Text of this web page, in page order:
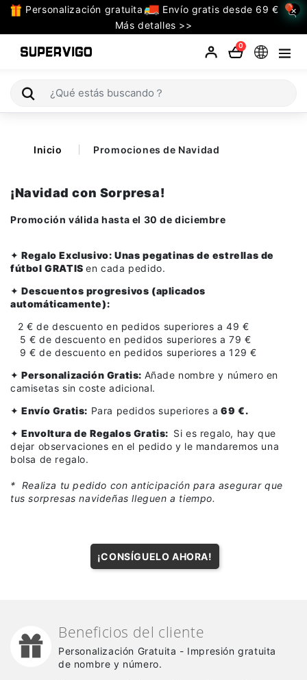
Personalización gratuita
Envío gratis desde 69 €
Más detalles >>
×
0
TODAS
LAS
CATEGORIAS
Retro
La Liga
Bundesliga
Premier League
Otras Ligas
Niños
Entrenamiento
Inicio Promociones de Navidad
¡Navidad con Sorpresa!
Promoción válida hasta el 30 de diciembre
✦ Regalo Exclusivo: Unas pegatinas de estrellas de
fútbol GRATISen cada pedido.
✦ Descuentos progresivos (aplicados
automáticamente):
2 € de descuento en pedidos superiores a 49 €
5 € de descuento en pedidos superiores a 79 €
9 € de descuento en pedidos superiores a 129 €
✦ Personalización Gratis: Añade nombre y número en
camisetas sin coste adicional.
✦ Envío Gratis: Para pedidos superiores a 69 €.
✦ Envoltura de Regalos Gratis: Si es regalo, hay que
dejar observaciones en el pedido y le mandaremos una
bolsa de regalo.
* Realiza tu pedido con anticipación para asegurar que
tus sorpresas navideñas lleguen a tiempo.
¡CONSÍGUELO AHORA!
Beneficios del cliente
Personalización Gratuita - Impresión gratuita
de nombre y número.